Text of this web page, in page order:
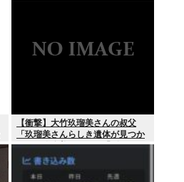
【衝撃】大竹玖瑠美さんの叔父
「玖瑠美さんらしき遺体が見つか
った」玖瑠美さんの母「ギャー
！！ 」